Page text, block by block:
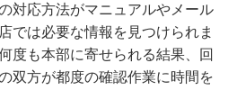
対応方法がマニュアルやメール
では必要な情報を見つけられま
度も本部に寄せられる結果、回
双方が都度の確認作業に時間を